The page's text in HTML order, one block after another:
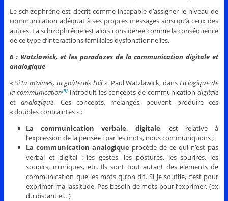
Le schizophrène est décrit comme incapable d’assigner le niveau de
communication adéquat à ses propres messages ainsi qu’à ceux des
autres. La schizophrénie est alors considérée comme la conséquence
de ce type d’interactions familiales dysfonctionnelles.
6 : Watzlawick, et les paradoxes de la communication digitale et
analogique
« Si tu m’aimes, tu goûterais l’ail». Paul Watzlawick, dans La logique de
la communication[9]introduit les concepts de communicationdigitale
etanalogique. Ces concepts, mélangés, peuvent produire ces
« doubles contraintes » :
La communication verbale, digitale, est relative à
l’expression de la pensée : par les mots, nous communiquons ;
La communication analogique procède de ce qui n’est pas
verbal et digital : les gestes, les postures, les sourires, les
soupirs, mimiques, etc. Ils sont tout autant des éléments de
communication que les mots qu’on dit. Si je souffle, c’est pour
exprimer ma lassitude. Pas besoin de mots pour l’exprimer. (ex
du distantiel…)